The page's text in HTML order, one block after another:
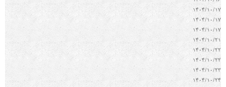
1404/10/17
1404/10/17
1404/10/17
1404/10/21
1404/10/22
1404/10/22
1404/10/23
1404/10/24